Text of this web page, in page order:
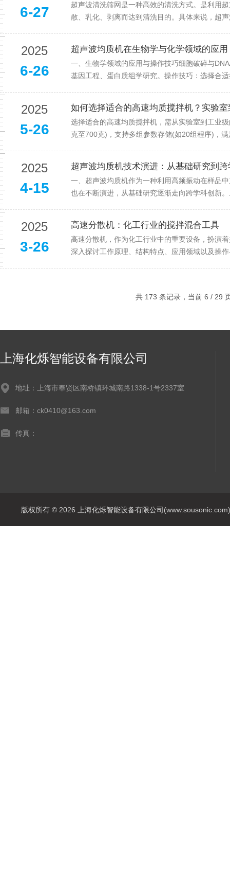
6-27
超声波清洗筛网是一种高效的清洗方式。是利用
散、乳化、剥离而达到清洗目的。具体来说，超
2025
6-26
超声波均质机在生物学与化学领域的应
一、生物学领域的应用与操作技巧细胞破碎与
基因工程、蛋白质组学研究。操作技巧：选择合
2025
5-26
如何选择适合的高速均质搅拌机？实验
选择适合的高速均质搅拌机，需从实验室到工业
克至700克)，支持多组参数存储(如20组程序)，
2025
4-15
超声波均质机技术演进：从基础研究到
一、超声波均质机作为一种利用高频振动在样品
也在不断演进，从基础研究逐渐走向跨学科创新
2025
3-26
高速分散机：化工行业的搅拌混合工具
高速分散机，作为化工行业中的重要设备，扮演
深入探讨工作原理、结构特点、应用领域以及操
共 173 条记录，当前 6 / 29
上海化烁智能设备有限公司
地址：上海市奉贤区南桥镇环城南路1338-1号2337室
邮箱：ck0410@163.com
传真：
版权所有 © 2026 上海化烁智能设备有限公司